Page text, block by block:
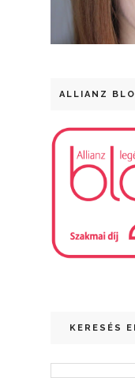
ALLIANZ
KERESÉS